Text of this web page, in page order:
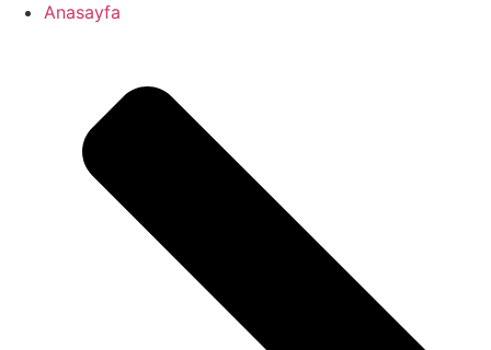
Anasayfa